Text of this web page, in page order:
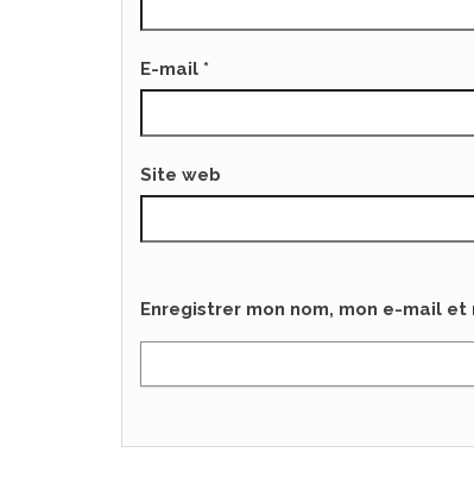
E-mail *
Site web
Enregistrer mon nom, mon e-mail